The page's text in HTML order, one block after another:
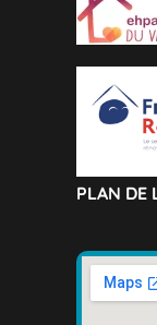
PLAN DE